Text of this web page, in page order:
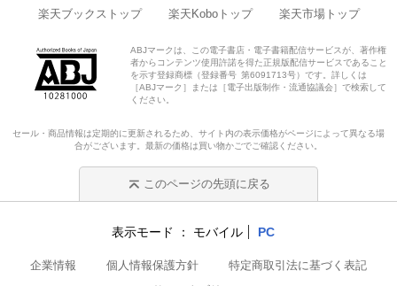
楽天ブックストップ 楽天Koboトップ 楽天市場トップ
ABJマークは、この電子書店・電子書籍配信サービスが、著作権
者からコンテンツ使用許諾を得た正規版配信サービスであること
を示す登録商標（登録番号 第6091713号）です。詳しくは
［ABJマーク］または［電子出版制作・流通協議会］で検索して
ください。
セール・商品情報は定期的に更新されるため、サイト内の表示価格がページによって異なる場
合がございます。最新の価格は買い物かごでご確認ください。
このページの先頭に戻る
表示モード モバイル PC
企業情報 個人情報保護方針
特定商取引法に基づく表記